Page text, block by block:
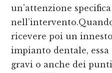
un’attenzione specifica
ricevere poi un
impianto dentale,
gravi o anche dei